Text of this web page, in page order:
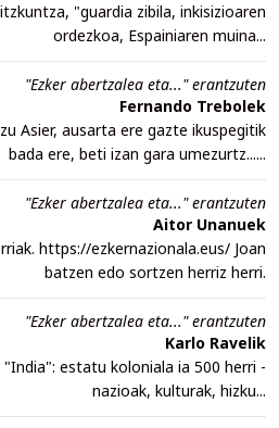
"guardia zibila, inkisizioaren
ordezkoa, Espainiaren muina...
"Ezker abertzalea eta..." erantzuten
Fernando Trebolek
Asier, ausarta ere gazte ikuspegitik
bada ere, beti izan gara umezurtz......
"Ezker abertzalea eta..." erantzuten
Aitor Unanuek
https://ezkernazionala.eus/ Joan
batzen edo sortzen herriz herri.
"Ezker abertzalea eta..." erantzuten
Karlo Ravelik
"India": estatu koloniala ia 500 herri -
nazioak, kulturak, hizku...